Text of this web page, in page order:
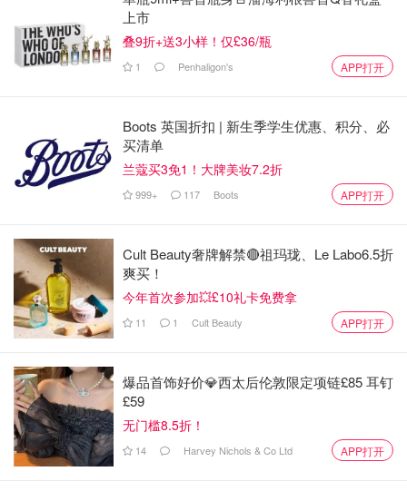
营养，食材干净好健康❤️
这道菜非常美味又健康！茶碗蒸是一种经典的日式料理，以
其细腻的口感和丰富的营养而广受欢迎。使用鸡精可以让这
道菜更加鲜美，同时也不失健康。一些建议，让这道菜更加
1. **选择新鲜食材**：使用新鲜的鸡蛋和蔬菜，如菠菜、香
菇、胡萝卜等，这些食材富含维生素和矿物质。
2. **控制盐分**：虽然鸡精能提升味道，但要控制用量，以
3. **使用低脂高蛋白质的食材**：可以加入一些鸡肉或豆
腐，增加蛋白质含量，同时保持低脂肪。
4. **添加一些中草药材**：如枸杞、党参等，可以在蒸煮时
加入，增添养生效果。
上市
叠9折+送3小样！仅£36/瓶
1 Penhaligon's APP打开
Boots 英国折扣 | 新生季学生优惠、积分、必
买清单
兰蔻买3免1！大牌美妆7.2折
999+ 117 Boots APP打开
Cult Beauty奢牌解禁🔴祖玛珑、Le Labo6.5折
爽买！
今年首次参加💥£10礼卡免费拿
11 1 Cult Beauty APP打开
爆品首饰好价💎西太后伦敦限定项链£85 耳钉
£59
无门槛8.5折！
14 Harvey Nichols & Co Ltd APP打开